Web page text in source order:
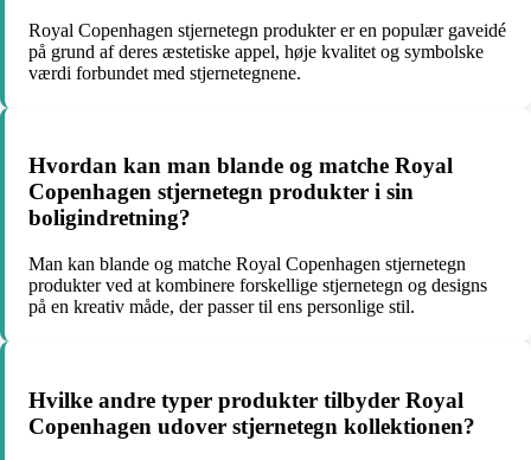
Royal Copenhagen stjernetegn produkter er en populær gaveidé
på grund af deres æstetiske appel, høje kvalitet og symbolske
værdi forbundet med stjernetegnene.
Hvordan kan man blande og matche Royal
Copenhagen stjernetegn produkter i sin
boligindretning?
Man kan blande og matche Royal Copenhagen stjernetegn
produkter ved at kombinere forskellige stjernetegn og designs
på en kreativ måde, der passer til ens personlige stil.
Hvilke andre typer produkter tilbyder Royal
Copenhagen udover stjernetegn kollektionen?